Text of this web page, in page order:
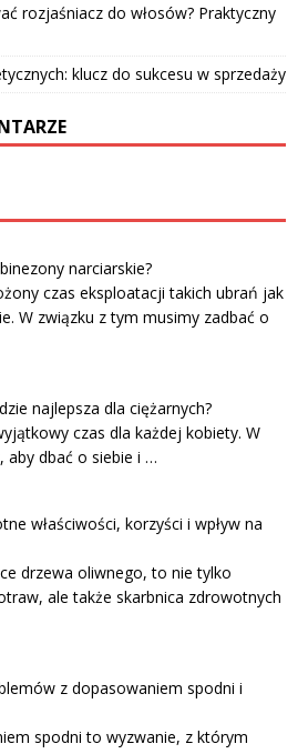
rozjaśniacz do włosów? Praktyczny
klucz do sukcesu w sprzedaży
narciarskie?
czas eksploatacji takich ubrań jak
W związku z tym musimy zadbać o
najlepsza dla ciężarnych?
czas dla każdej kobiety. W
aby dbać o siebie i …
właściwości, korzyści i wpływ na
drzewa oliwnego, to nie tylko
ale także skarbnica zdrowotnych
z dopasowaniem spodni i
spodni to wyzwanie, z którym